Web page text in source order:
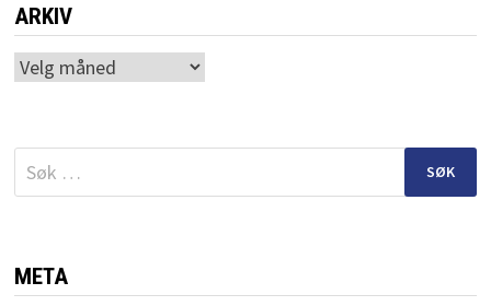
ARKIV
Arkiv
Søk
etter:
META